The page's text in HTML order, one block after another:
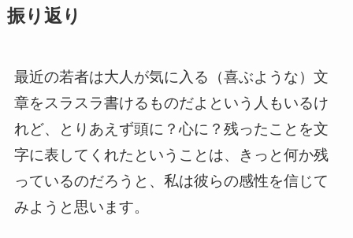
振り返り
最近の若者は大人が気に入る（喜ぶような）文
章をスラスラ書けるものだよという人もいるけ
れど、とりあえず頭に？心に？残ったことを文
字に表してくれたということは、きっと何か残
っているのだろうと、私は彼らの感性を信じて
みようと思います。